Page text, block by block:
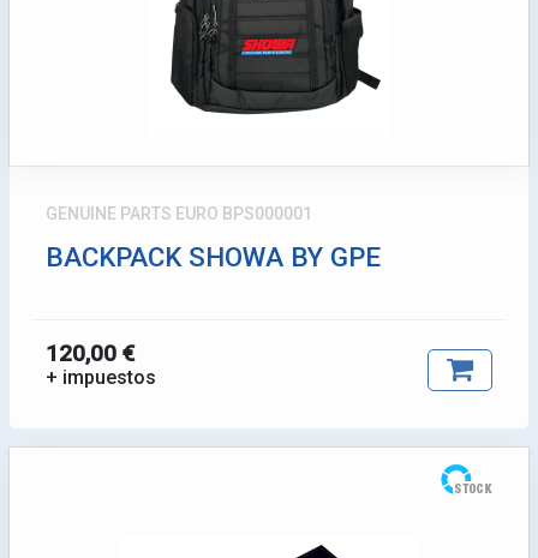
GENUINE PARTS EURO BPS000001
BACKPACK SHOWA BY GPE
120,00 €
+ impuestos